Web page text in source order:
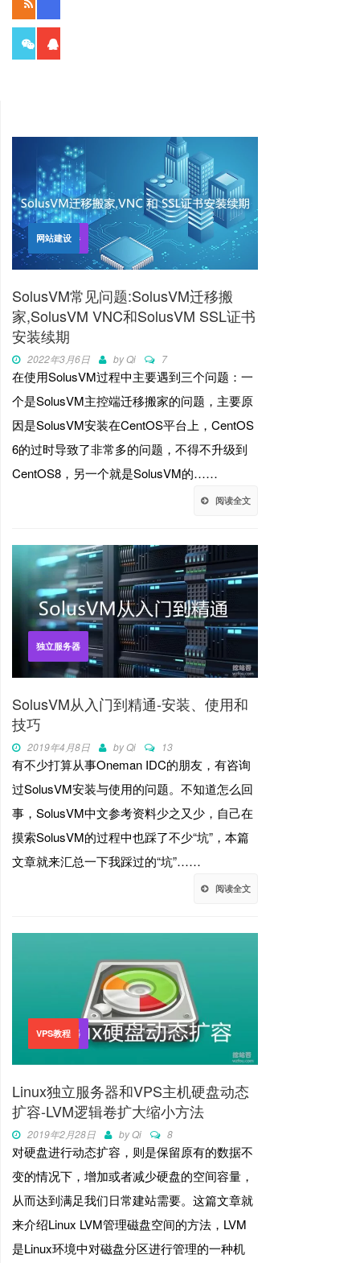
粉丝
独立服务器
网站建设
SolusVM常见问题:SolusVM迁移搬
家,SolusVM VNC和SolusVM SSL证书
安装续期
2022年3月6日 byQi 7
在使用SolusVM过程中主要遇到三个问题：一
个是SolusVM主控端迁移搬家的问题，主要原
因是SolusVM安装在CentOS平台上，CentOS
6的过时导致了非常多的问题，不得不升级到
CentOS8，另一个就是SolusVM的……
阅读全文
独立服务器
SolusVM从入门到精通-安装、使用和
技巧
2019年4月8日 byQi 13
有不少打算从事Oneman IDC的朋友，有咨询
过SolusVM安装与使用的问题。不知道怎么回
事，SolusVM中文参考资料少之又少，自己在
摸索SolusVM的过程中也踩了不少“坑”，本篇
文章就来汇总一下我踩过的“坑”……
阅读全文
VPS主机
独立服务器
VPS教程
Linux独立服务器和VPS主机硬盘动态
扩容-LVM逻辑卷扩大缩小方法
2019年2月28日 byQi 8
对硬盘进行动态扩容，则是保留原有的数据不
变的情况下，增加或者减少硬盘的空间容量，
从而达到满足我们日常建站需要。这篇文章就
来介绍Linux LVM管理磁盘空间的方法，LVM
是Linux环境中对磁盘分区进行管理的一种机